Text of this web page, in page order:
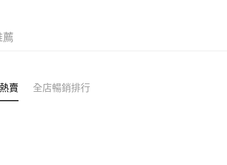
薦
賣 全店暢銷排行